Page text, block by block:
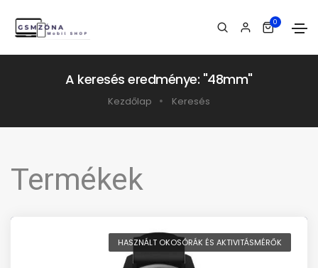
0
A keresés eredménye: "48mm"
Kezdőlap Keresés
Termékek
HASZNÁLT OKOSÓRÁK ÉS AKTIVITÁSMÉRŐK